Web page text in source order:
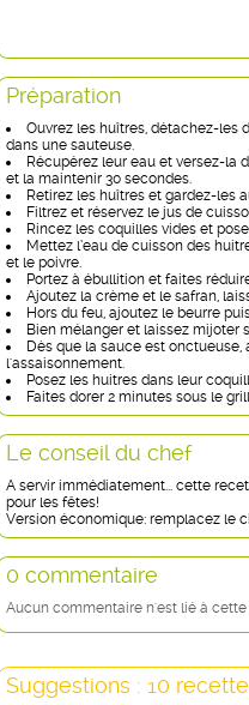
Préparation
Ouvrez les huîtres, détachez-les
dans une sauteuse.
Récupérez leur eau et versez-la
et la maintenir 30 secondes.
Retirez les huîtres et gardez-les
Filtrez et réservez le jus de
Rincez les coquilles vides et
Mettez l’eau de cuisson des
et le poivre.
Portez à ébullition et faites
Ajoutez la crème et le safran,
Hors du feu, ajoutez le beurre
Bien mélanger et laissez mijoter
Dès que la sauce est
l'assaisonnement.
Posez les huitres dans leur
Faites dorer 2 minutes sous le
Le conseil du chef
A servir immédiatement... cette
pour les fêtes!
Version économique: remplacez le
0 commentaire
Aucun commentaire n'est lié à
Suggestions : 10